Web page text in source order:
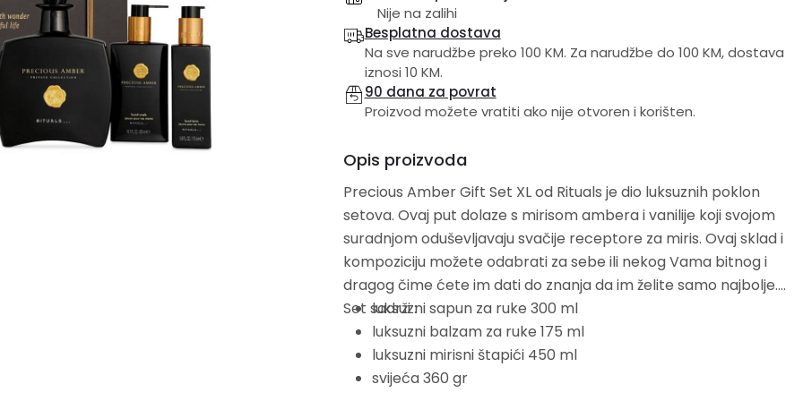
Nije na zalihi
Besplatna dostava
Na sve narudžbe preko 100 KM. Za narudžbe do 100 KM, dostava
iznosi 10 KM.
90 dana za povrat
Proizvod možete vratiti ako nije otvoren i korišten.
Opis proizvoda
Precious Amber Gift Set XL od Rituals je dio luksuznih poklon
setova. Ovaj put dolaze s mirisom ambera i vanilije koji svojom
suradnjom oduševljavaju svačije receptore za miris. Ovaj sklad i
kompoziciju možete odabrati za sebe ili nekog Vama bitnog i
dragog čime ćete im dati do znanja da im želite samo najbolje.
Set sadrži :
luksuzni sapun za ruke 300 ml
luksuzni balzam za ruke 175 ml
luksuzni mirisni štapići 450 ml
svijeća 360 gr